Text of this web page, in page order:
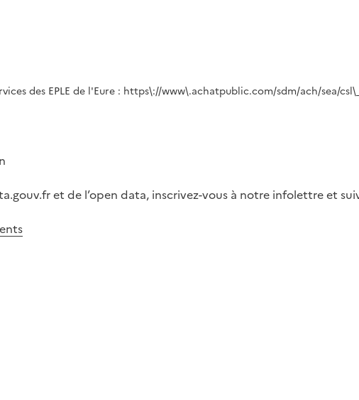
des EPLE de l'Eure : https\://www\.achatpublic.com/sdm/ach/sea/
et de l’open data, inscrivez-vous à notre infolettre et